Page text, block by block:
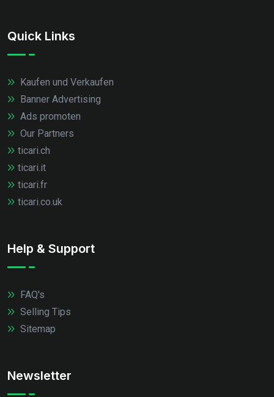
Quick Links
Kaufen und Verkaufen
Banner Advertising
Ads promoten
Our Partners
ticari.ch
ticari.it
ticari.fr
ticari.co.uk
Help & Support
FAQ's
Selling Tips
Sitemap
Newsletter